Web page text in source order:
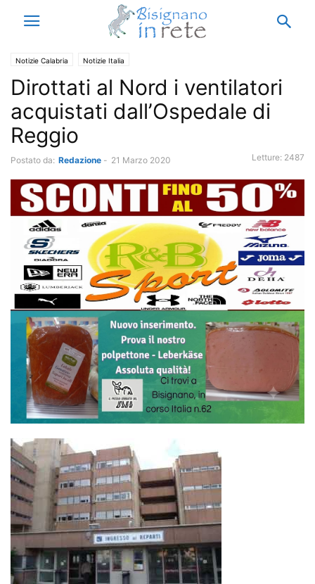
Notizie Calabria Notizie Italia
Dirottati al Nord i ventilatori
acquistati dall’Ospedale di
Reggio
Postato da: Redazione - 21 Marzo 2020 Letture: 2487